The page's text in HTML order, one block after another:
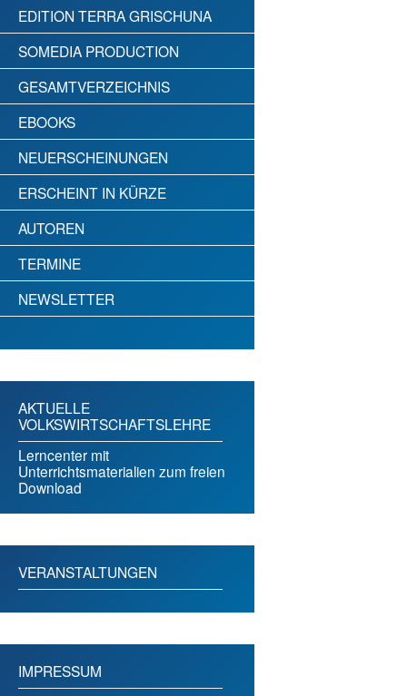
EDITION TERRA GRISCHUNA
SOMEDIA PRODUCTION
GESAMTVERZEICHNIS
EBOOKS
NEUERSCHEINUNGEN
ERSCHEINT IN KÜRZE
AUTOREN
TERMINE
NEWSLETTER
AKTUELLE
VOLKSWIRTSCHAFTSLEHRE
Lerncenter mit
Unterrichtsmaterialien zum freien
Download
VERANSTALTUNGEN
IMPRESSUM